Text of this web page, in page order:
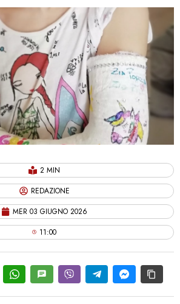
2 MIN
REDAZIONE
MER 03 GIUGNO 2026
11:00